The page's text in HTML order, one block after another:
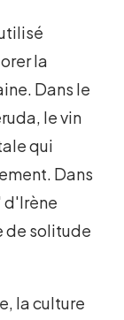
la
Dans le
le vin
qui
Dans
d'Irène
de solitude
la culture